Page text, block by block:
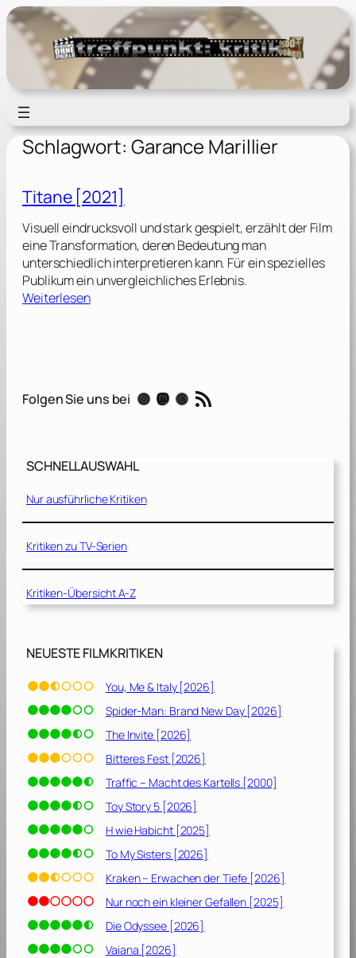
Zum
Inhalt
springen
Schlagwort: Garance Marillier
Titane [2021]
Visuell eindrucksvoll und stark gespielt, erzählt der Film
eine Transformation, deren Bedeutung man
unterschiedlich interpretieren kann. Für ein spezielles
Publikum ein unvergleichliches Erlebnis.
Weiterlesen:
e
2
]
Folgen Sie uns bei Instagram Mastodon Threads RSS-Feed
SCHNELLAUSWAHL
Nur ausführliche Kritiken
Kritiken zu TV-Serien
Kritiken-Übersicht A-Z
NEUESTE FILMKRITIKEN
You, Me & Italy [2026]
Spider-Man: Brand New Day [2026]
The Invite [2026]
Bitteres Fest [2026]
Traffic – Macht des Kartells [2000]
Toy Story 5 [2026]
H wie Habicht [2025]
To My Sisters [2026]
Kraken – Erwachen der Tiefe [2026]
Nur noch ein kleiner Gefallen [2025]
Die Odyssee [2026]
Vaiana [2026]